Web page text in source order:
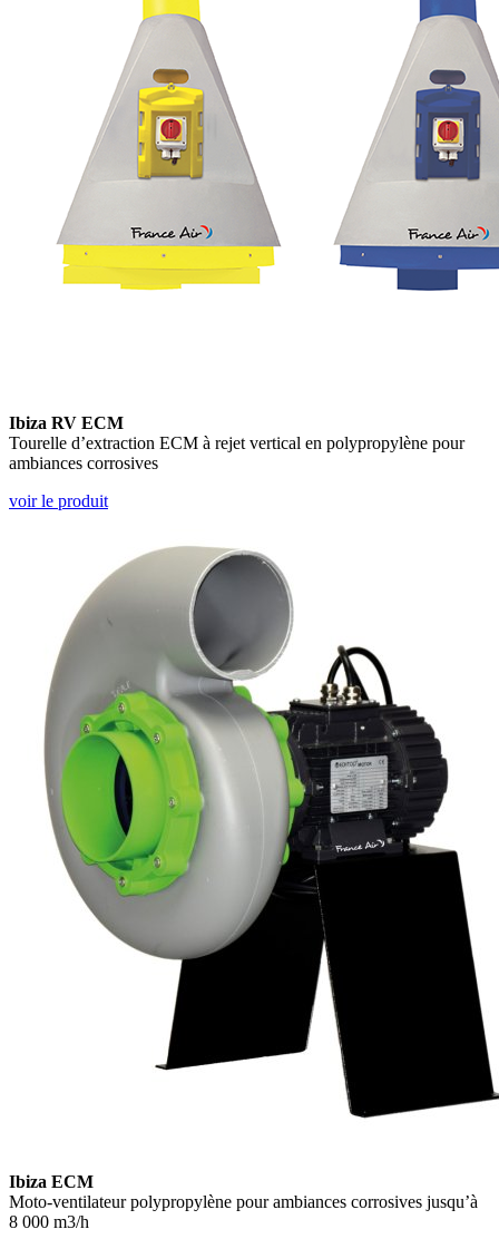
Ibiza RV ECM
Tourelle d’extraction ECM à rejet vertical en polypropylène pour
ambiances corrosives
voir le produit
Ibiza ECM
Moto-ventilateur polypropylène pour ambiances corrosives jusqu’à
8 000 m3/h